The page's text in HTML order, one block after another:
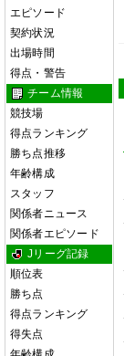
エピソード
契約状況
出場時間
得点・警告
チーム情報
競技場
得点ランキング
勝ち点推移
年齢構成
スタッフ
関係者ニュース
関係者エピソード
Jリーグ記録
順位表
勝ち点
得点ランキング
得失点